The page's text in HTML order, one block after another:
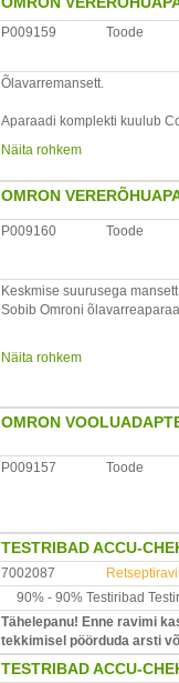
P009159 Toode
Õlavarremansett.
Aparaadi komplekti kuulub
Sobib mitmetele Omroni
Garantii: alates
Tootjariik: Jaapan
Näita rohkem
OMRON
P009160 Toode
Keskmise suurusega
Sobib Omroni
Maaletooja AS Mefo,
Näita rohkem
OMRON
P009157 Toode
TESTRIBAD ACCU-
7002087
90% - 90% Testiribad
Tähelepanu! Enne ravimi
tekkimisel pöörduda arsti
TESTRIBAD ACCU-